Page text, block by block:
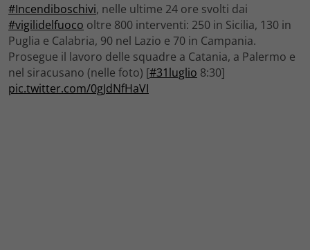
#Incendiboschivi, nelle ultime 24 ore svolti dai
#vigilidelfuoco oltre 800 interventi: 250 in Sicilia, 130 in
Puglia e Calabria, 90 nel Lazio e 70 in Campania.
Prosegue il lavoro delle squadre a Catania, a Palermo e
nel siracusano (nelle foto) [#31luglio 8:30]
pic.twitter.com/0gJdNfHaVI